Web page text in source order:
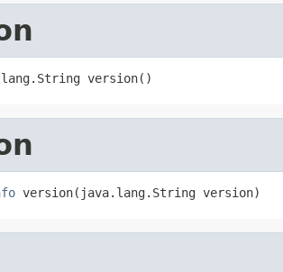
version()
version(java.lang.String version)